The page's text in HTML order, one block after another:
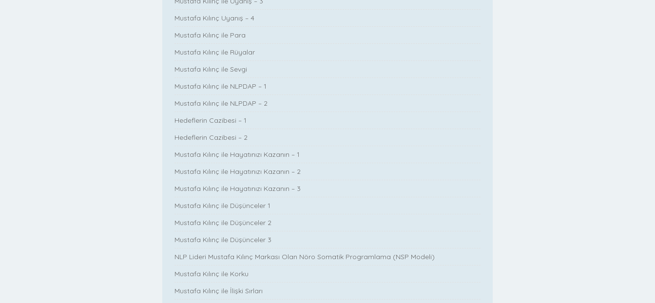
Mustafa Kılınç Uyanış – 4
Mustafa Kılınç ile Para
Mustafa Kılınç ile Rüyalar
Mustafa Kılınç ile Sevgi
Mustafa Kılınç ile NLPDAP – 1
Mustafa Kılınç ile NLPDAP – 2
Hedeflerin Cazibesi – 1
Hedeflerin Cazibesi – 2
Mustafa Kılınç ile Hayatınızı Kazanın – 1
Mustafa Kılınç ile Hayatınızı Kazanın – 2
Mustafa Kılınç ile Hayatınızı Kazanın – 3
Mustafa Kılınç ile Düşünceler 1
Mustafa Kılınç ile Düşünceler 2
Mustafa Kılınç ile Düşünceler 3
NLP Lideri Mustafa Kılınç Markası Olan Nöro Somatik Programlama (NSP Modeli)
Mustafa Kılınç ile Korku
Mustafa Kılınç ile İlişki Sırları